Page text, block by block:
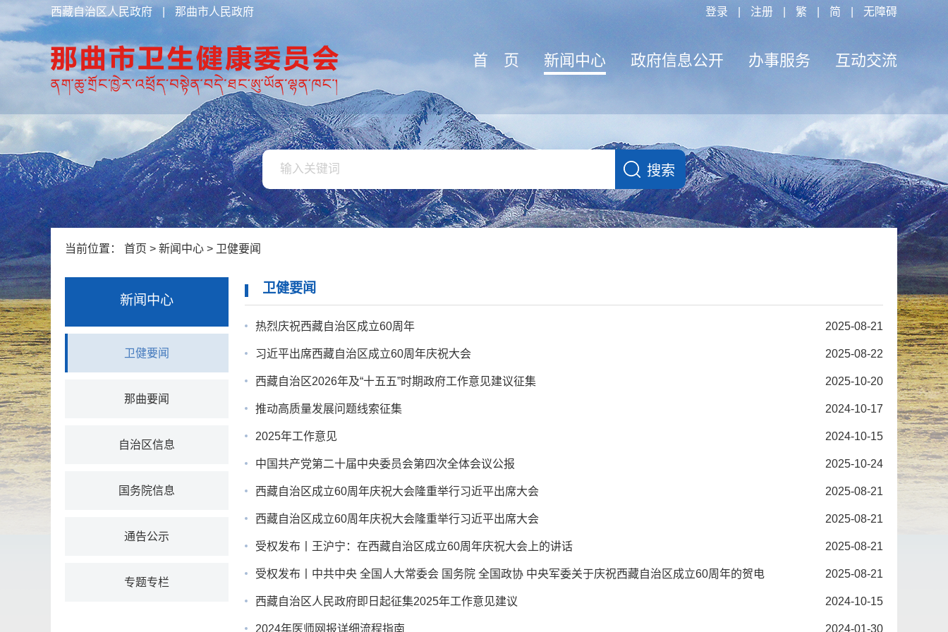
西藏自治区人民政府 那曲市人民政府 登录 注册 繁 简 无障碍
首 页 新闻中心 政府信息公开 办事服务 互动交流
当前位置： 首页 > 新闻中心 > 卫健要闻
新闻中心
卫健要闻
那曲要闻
自治区信息
国务院信息
通告公示
专题专栏
卫健要闻
热烈庆祝西藏自治区成立60周年 2025-08-21
习近平出席西藏自治区成立60周年庆祝大会 2025-08-22
西藏自治区2026年及“十五五”时期政府工作意见建议征集 2025-10-20
推动高质量发展问题线索征集 2024-10-17
2025年工作意见 2024-10-15
中国共产党第二十届中央委员会第四次全体会议公报 2025-10-24
西藏自治区成立60周年庆祝大会隆重举行习近平出席大会 2025-08-21
西藏自治区成立60周年庆祝大会隆重举行习近平出席大会 2025-08-21
受权发布丨王沪宁：在西藏自治区成立60周年庆祝大会上的讲话 2025-08-21
受权发布丨中共中央 全国人大常委会 国务院 全国政协 中央军委关于庆祝西藏自治区成立60周年的贺电 2025-08-21
西藏自治区人民政府即日起征集2025年工作意见建议 2024-10-15
2024年医师网报详细流程指南 2024-01-30